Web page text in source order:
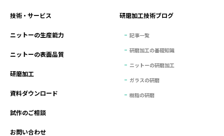
技術・サービス
ニットーの生産能力
ニットーの表面品質
研磨加工
資料ダウンロード
試作のご相談
お問い合わせ
研磨加工技術ブログ
記事一覧
研磨加工の基礎知識
ニットーの研磨加工
ガラスの研磨
樹脂の研磨